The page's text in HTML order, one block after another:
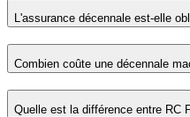
L'assurance décennale est-elle
Combien coûte une décennale
Quelle est la différence entre RC